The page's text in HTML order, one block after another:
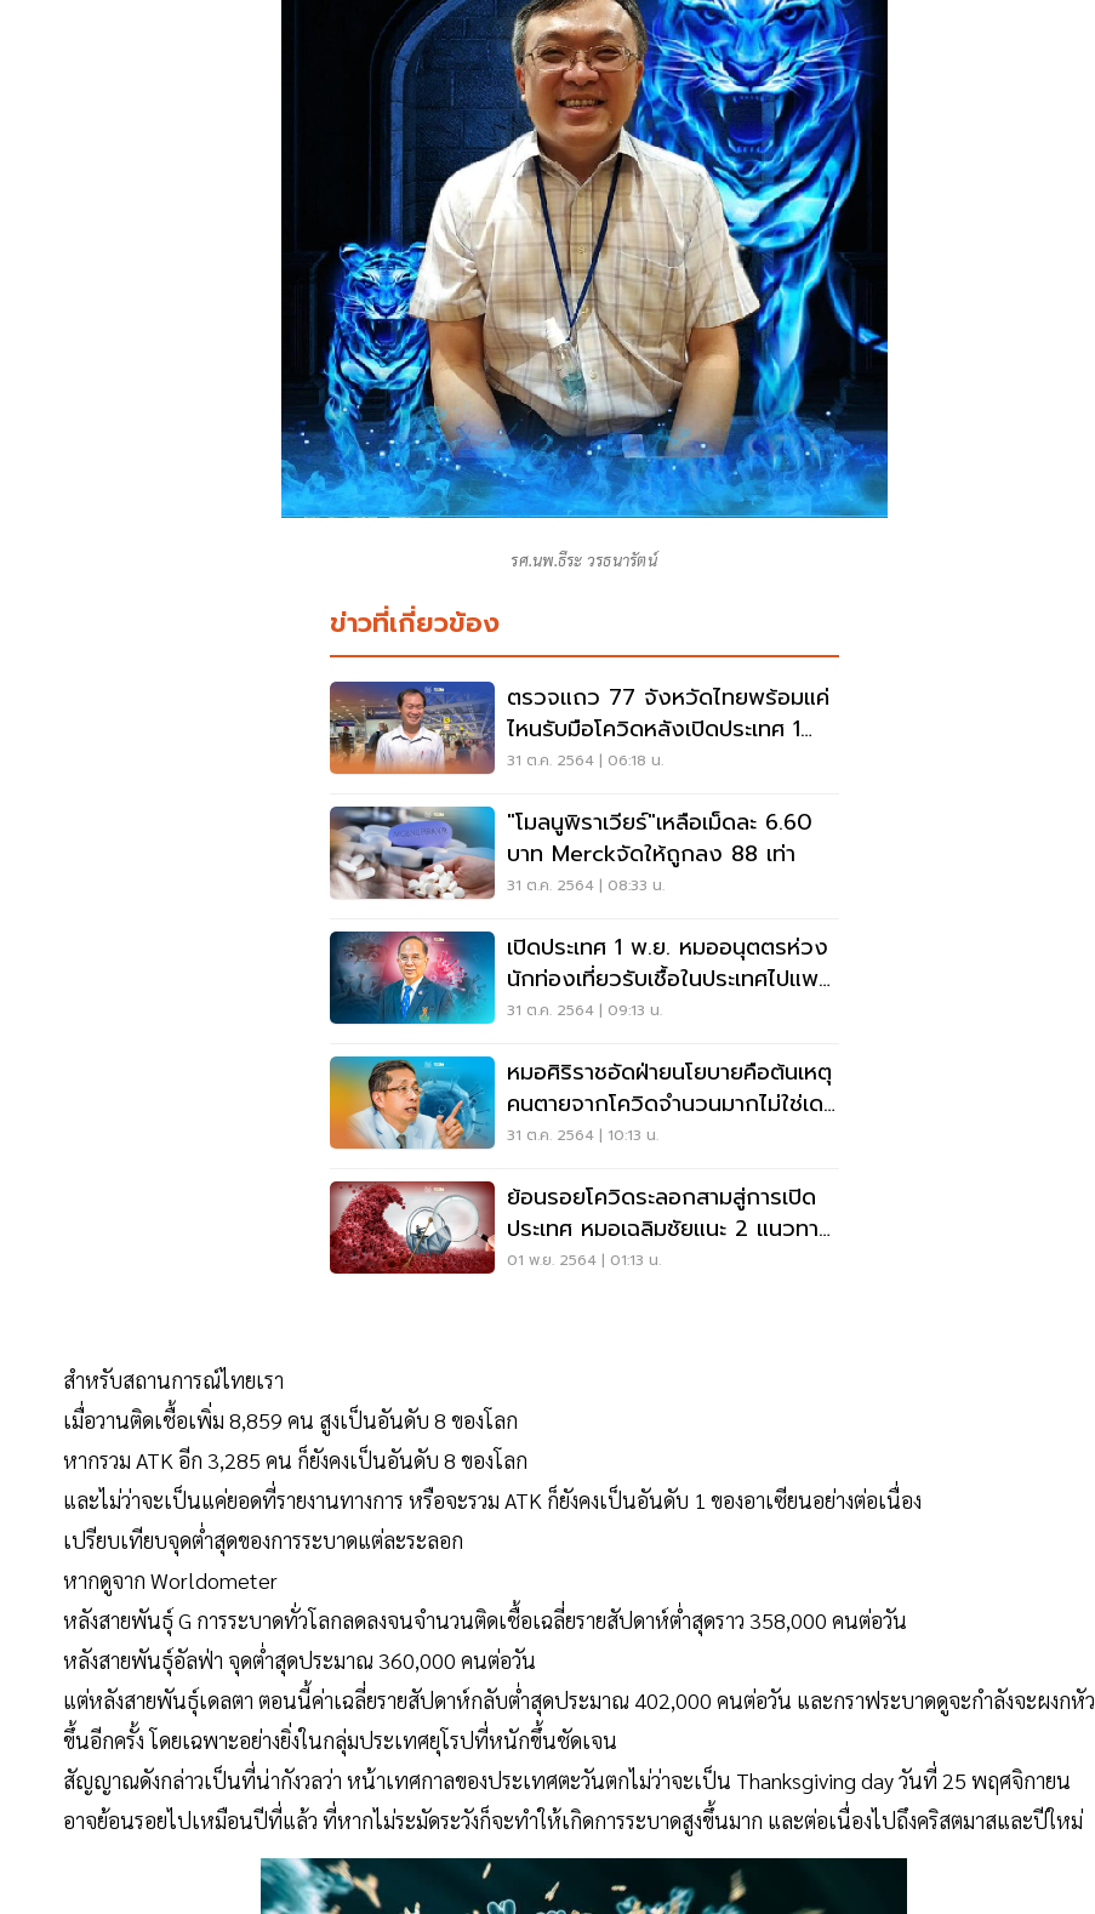
รศ.นพ.ธีระ วรธนารัตน์
ข่าวที่เกี่ยวข้อง
ตรวจแถว 77 จังหวัดไทยพร้อมแค่
ไหนรับมือโควิดหลังเปิดประเทศ 1
พ.ย.
31 ต.ค. 2564 | 06:18 น.
"โมลนูพิราเวียร์"เหลือเม็ดละ 6.60
บาท Merckจัดให้ถูกลง 88 เท่า
31 ต.ค. 2564 | 08:33 น.
เปิดประเทศ 1 พ.ย. หมออนุตตรห่วง
นักท่องเที่ยวรับเชื้อในประเทศไปแพร่
ต่อ
31 ต.ค. 2564 | 09:13 น.
หมอศิริราชอัดฝ่ายนโยบายคือต้นเหตุ
คนตายจากโควิดจำนวนมากไม่ใช่เดล
ตา
31 ต.ค. 2564 | 10:13 น.
ย้อนรอยโควิดระลอกสามสู่การเปิด
ประเทศ หมอเฉลิมชัยแนะ 2 แนวทาง
คุมการระบาด
01 พ.ย. 2564 | 01:13 น.
สำหรับสถานการณ์ไทยเรา
เมื่อวานติดเชื้อเพิ่ม 8,859 คน สูงเป็นอันดับ 8 ของโลก
หากรวม ATK อีก 3,285 คน ก็ยังคงเป็นอันดับ 8 ของโลก
และไม่ว่าจะเป็นแค่ยอดที่รายงานทางการ หรือจะรวม ATK ก็ยังคงเป็นอันดับ 1 ของอาเซียนอย่างต่อเนื่อง
เปรียบเทียบจุดต่ำสุดของการระบาดแต่ละระลอก
หากดูจาก Worldometer
หลังสายพันธุ์ G การระบาดทั่วโลกลดลงจนจำนวนติดเชื้อเฉลี่ยรายสัปดาห์ต่ำสุดราว 358,000 คนต่อวัน
หลังสายพันธุ์อัลฟ่า จุดต่ำสุดประมาณ 360,000 คนต่อวัน
แต่หลังสายพันธุ์เดลตา ตอนนี้ค่าเฉลี่ยรายสัปดาห์กลับต่ำสุดประมาณ 402,000 คนต่อวัน และกราฟระบาดดูจะกำลังจะผงกหัว
ขึ้นอีกครั้ง โดยเฉพาะอย่างยิ่งในกลุ่มประเทศยุโรปที่หนักขึ้นชัดเจน
สัญญาณดังกล่าวเป็นที่น่ากังวลว่า หน้าเทศกาลของประเทศตะวันตกไม่ว่าจะเป็น Thanksgiving day วันที่ 25 พฤศจิกายน
อาจย้อนรอยไปเหมือนปีที่แล้ว ที่หากไม่ระมัดระวังก็จะทำให้เกิดการระบาดสูงขึ้นมาก และต่อเนื่องไปถึงคริสตมาสและปีใหม่